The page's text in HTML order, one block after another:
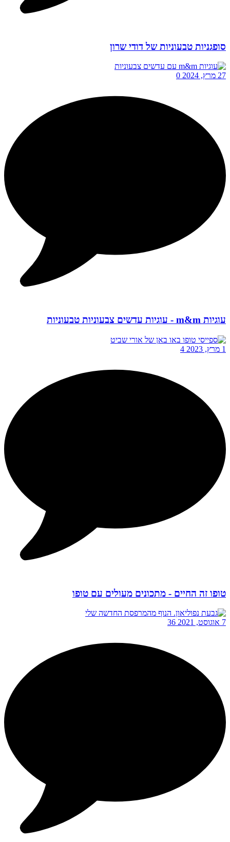
סופגניות טבעוניות של דודי שרון
27 מרץ, 2024 0
עוגיות m&m - עוגיות עדשים צבעוניות טבעוניות
1 מרץ, 2023 4
טופו זה החיים - מתכונים מעולים עם טופו
7 אוגוסט, 2021 36